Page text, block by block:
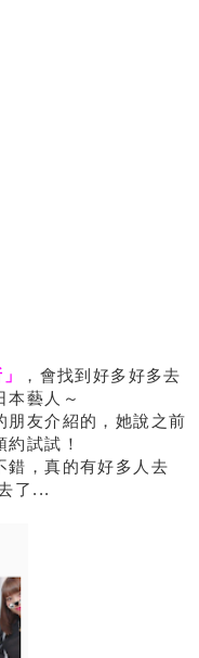
，會找到好多好多去
本藝人～
朋友介紹的，她說之前
試試！
錯，真的有好多人去
了...